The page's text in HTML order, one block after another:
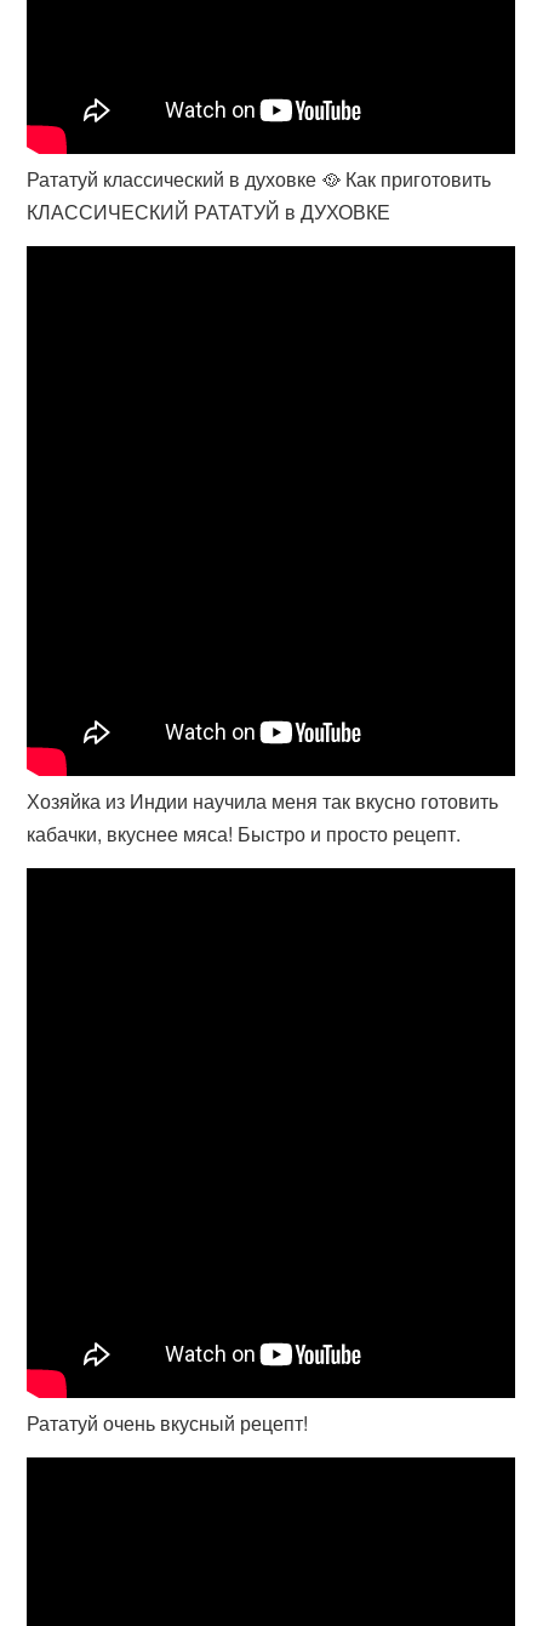
Рататуй классический в духовке 🥘 Как приготовить
КЛАССИЧЕСКИЙ РАТАТУЙ в ДУХОВКЕ
Хозяйка из Индии научила меня так вкусно готовить
кабачки, вкуснее мяса! Быстро и просто рецепт.
Рататуй очень вкусный рецепт!